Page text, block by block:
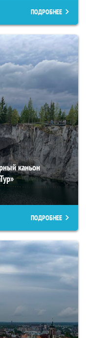
ПОДРОБНЕЕ
каньон
ПОДРОБНЕЕ